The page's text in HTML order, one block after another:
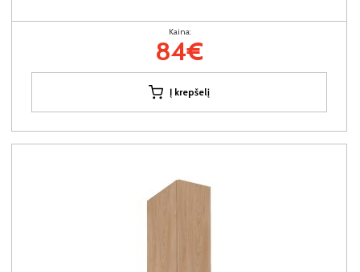
Kaina:
84€
Į krepšelį